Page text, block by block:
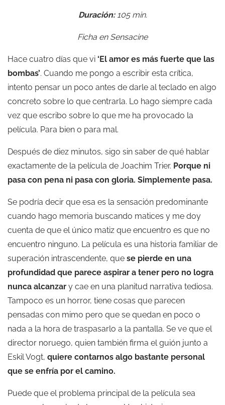
Duración: 105 min.
Ficha en Sensacine
Hace cuatro días que vi ‘El amor es más fuerte que las
bombas’. Cuando me pongo a escribir esta crítica,
intento pensar un poco antes de darle al teclado en algo
concreto sobre lo que centrarla. Lo hago siempre cada
vez que escribo sobre lo que me ha provocado la
película. Para bien o para mal.
Después de diez minutos, sigo sin saber de qué hablar
exactamente de la película de Joachim Trier. Porque ni
pasa con pena ni pasa con gloria. Simplemente pasa.
Se podría decir que esa es la sensación predominante
cuando hago memoria buscando matices y me doy
cuenta de que el único matiz que encuentro es que no
encuentro ninguno. La película es una historia familiar de
superación intrascendente, que se pierde en una
profundidad que parece aspirar a tener pero no logra
nunca alcanzar y cae en una planitud narrativa tediosa.
Tampoco es un horror, tiene cosas que parecen
pensadas con mimo pero que se quedan en poco o
nada a la hora de traspasarlo a la pantalla. Se ve que el
director noruego, quien también firma el guión junto a
Eskil Vogt, quiere contarnos algo bastante personal
que se enfría por el camino.
Puede que el problema principal de la película sea